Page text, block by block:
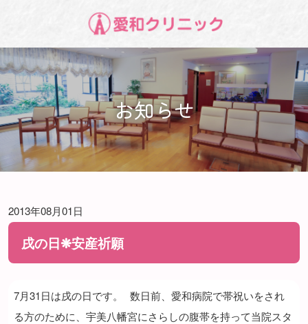
お知らせ
2013年08月01日
戌の日❋安産祈願
7月31日は戌の日です。
数日前、愛和病院で帯祝いをされ
る方のために、宇美八幡宮にさらしの腹帯を持って当院スタ